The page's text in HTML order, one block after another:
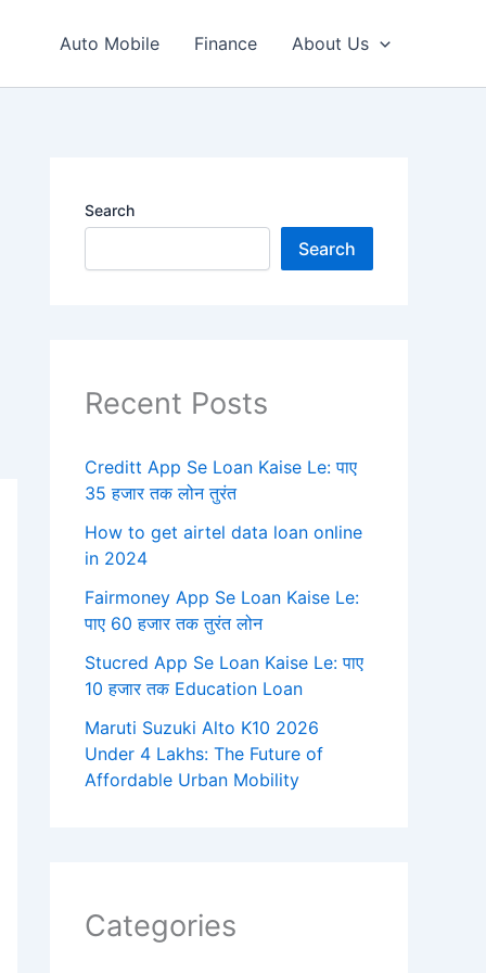
Auto Mobile Finance About Us
Search
Search
Recent Posts
Creditt App Se Loan Kaise Le: पाए
35 हजार तक लोन तुरंत
How to get airtel data loan online
in 2024
Fairmoney App Se Loan Kaise Le:
पाए 60 हजार तक तुरंत लोन
Stucred App Se Loan Kaise Le: पाए
10 हजार तक Education Loan
Maruti Suzuki Alto K10 2026
Under 4 Lakhs: The Future of
Affordable Urban Mobility
Categories